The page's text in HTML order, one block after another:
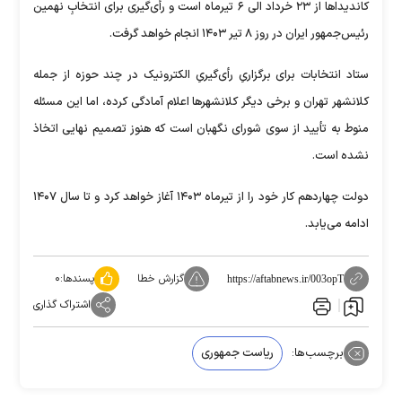
کاندیداها از ۲۳ خرداد الی ۶ تیرماه است و رأی‌گیری برای انتخابِ نهمین
رئیس‌جمهور ایران در روز ۸ تیر ۱۴۰۳ انجام خواهد گرفت.
ستاد انتخابات برای برگزاریِ رأی‌گیریِ الکترونیک در چند حوزه از جمله
کلانشهر تهران و برخی دیگر کلانشهرها اعلام آمادگی کرده، اما این مسئله
منوط به تأیید از سوی شورای نگهبان است که هنوز تصمیم نهایی اتخاذ
نشده است.
دولت چهاردهم کار خود را از تیرماه ۱۴۰۳ آغاز خواهد کرد و تا سال ۱۴۰۷
ادامه می‌یابد.
https://aftabnews.ir/003opT گزارش خطا پسندها:۰
اشتراک گذاری
برچسب‌ها: ریاست جمهوری